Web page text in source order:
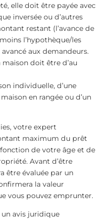
elle doit être payée avec
inversée ou d’autres
restant (l’avance de
l’hypothèque/les
aux demandeurs.
doit être d’au
individuelle, d’une
en rangée ou d’un
votre expert
maximum du prêt
de votre âge et de
Avant d’être
être évaluée par un
la valeur
vous pouvez emprunter.
avis juridique